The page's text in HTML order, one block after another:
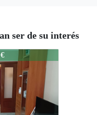
ser de su interés